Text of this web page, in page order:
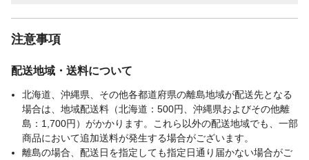
注意事項
配送地域・送料について
北海道、沖縄県、その他各都道府県の離島地域が配送先となる
場合は、地域配送料（北海道：500円、沖縄県およびその他離
島：1,700円）がかかります。これら以外の配送地域でも、一部
商品において追加送料が発生する場合がございます。
離島の場合、配送日を指定しても指定日通り届かない場合がご